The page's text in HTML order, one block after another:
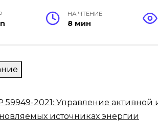
НА ЧТЕНИЕ
8 мин
59949-2021: Управление
источниках энергии